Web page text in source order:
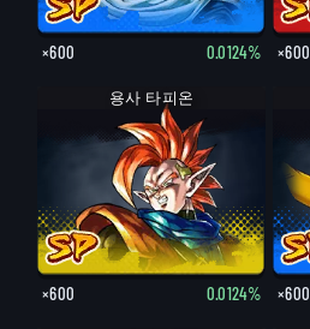
×600 0.0124% ×600
용사 타피온
×600 0.0124% ×600